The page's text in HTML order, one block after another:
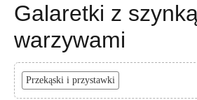
Galaretki z
warzywami
Przekąski i przystawki